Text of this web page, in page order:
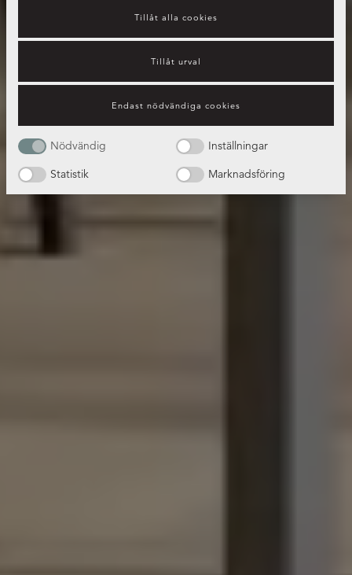
Tillåt alla cookies
Tillåt urval
Endast nödvändiga cookies
Nödvändig
Inställningar
Statistik
Marknadsföring